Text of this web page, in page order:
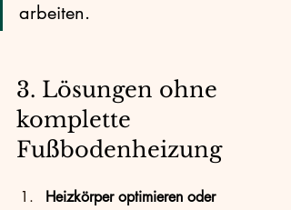
arbeiten.
3. Lösungen ohne
komplette
Fußbodenheizung
Heizkörper optimieren oder